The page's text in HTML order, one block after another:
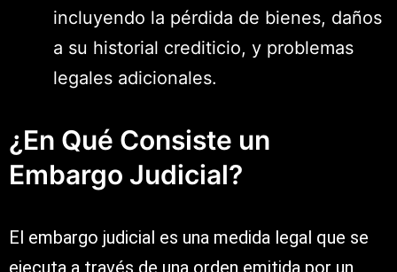
incluyendo la pérdida de bienes, daños
a su historial crediticio, y problemas
legales adicionales.
¿En Qué Consiste un
Embargo Judicial?
El embargo judicial es una medida legal que se